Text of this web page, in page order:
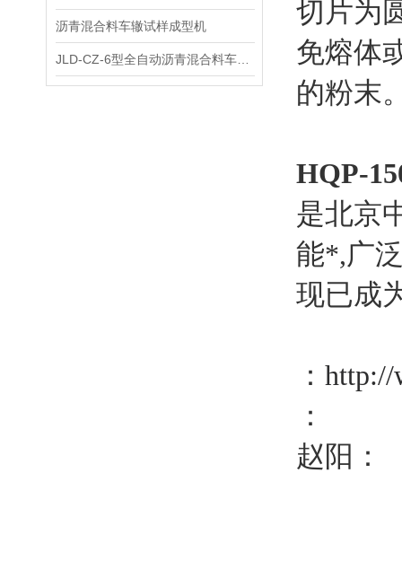
沥青混合料车辙试样成型机
切片为
免熔体
的粉末
HQP-
是北京
能*,广
现已成
： http://
：
赵阳：